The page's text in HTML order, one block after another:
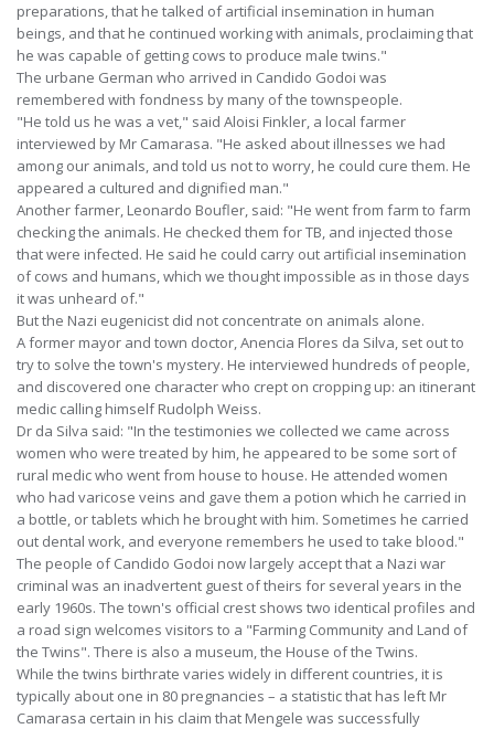
preparations, that he talked of artificial insemination in human
beings, and that he continued working with animals, proclaiming that
he was capable of getting cows to produce male twins."
The urbane German who arrived in Candido Godoi was
remembered with fondness by many of the townspeople.
"He told us he was a vet," said Aloisi Finkler, a local farmer
interviewed by Mr Camarasa. "He asked about illnesses we had
among our animals, and told us not to worry, he could cure them. He
appeared a cultured and dignified man."
Another farmer, Leonardo Boufler, said: "He went from farm to farm
checking the animals. He checked them for TB, and injected those
that were infected. He said he could carry out artificial insemination
of cows and humans, which we thought impossible as in those days
it was unheard of."
But the Nazi eugenicist did not concentrate on animals alone.
A former mayor and town doctor, Anencia Flores da Silva, set out to
try to solve the town's mystery. He interviewed hundreds of people,
and discovered one character who crept on cropping up: an itinerant
medic calling himself Rudolph Weiss.
Dr da Silva said: "In the testimonies we collected we came across
women who were treated by him, he appeared to be some sort of
rural medic who went from house to house. He attended women
who had varicose veins and gave them a potion which he carried in
a bottle, or tablets which he brought with him. Sometimes he carried
out dental work, and everyone remembers he used to take blood."
The people of Candido Godoi now largely accept that a Nazi war
criminal was an inadvertent guest of theirs for several years in the
early 1960s. The town's official crest shows two identical profiles and
a road sign welcomes visitors to a "Farming Community and Land of
the Twins". There is also a museum, the House of the Twins.
While the twins birthrate varies widely in different countries, it is
typically about one in 80 pregnancies – a statistic that has left Mr
Camarasa certain in his claim that Mengele was successfully